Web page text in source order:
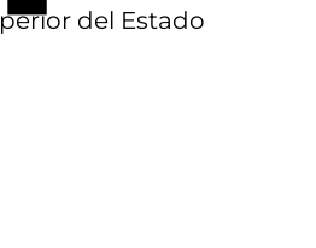
del Estado